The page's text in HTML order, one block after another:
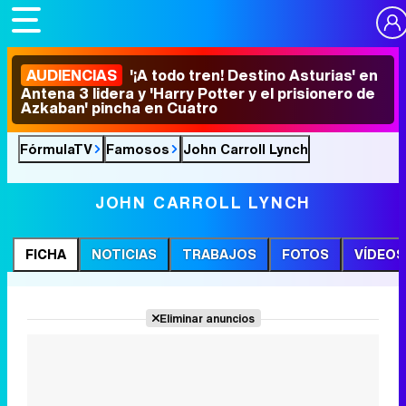
AUDIENCIAS '¡A todo tren! Destino Asturias' en
Antena 3 lidera y 'Harry Potter y el prisionero de
Azkaban' pincha en Cuatro
FórmulaTV Famosos John Carroll Lynch
JOHN CARROLL LYNCH
FICHA NOTICIAS TRABAJOS FOTOS VÍDEOS
Eliminar anuncios